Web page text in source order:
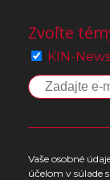
Zvoľte
KIN-News
Vaše osobné
účelom v súlade